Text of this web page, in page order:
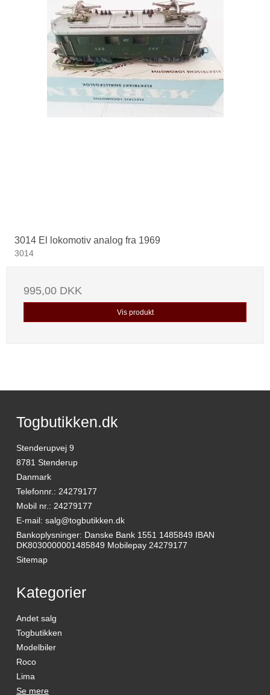
3014 El lokomotiv analog fra 1969
3014
995,00 DKK
Vis produkt
Togbutikken.dk
Stenderupvej 9
8781 Stenderup
Danmark
Telefonnr. : 24279177
Mobil nr. : 24279177
E-mail: salg@togbutikken.dk
Bankoplysninger: Danske Bank 1551 1485849 IBAN
DK8030000001485849 Mobilepay 24279177
Sitemap
Kategorier
Andet salg
Togbutikken
Modelbiler
Roco
Lima
Se mere